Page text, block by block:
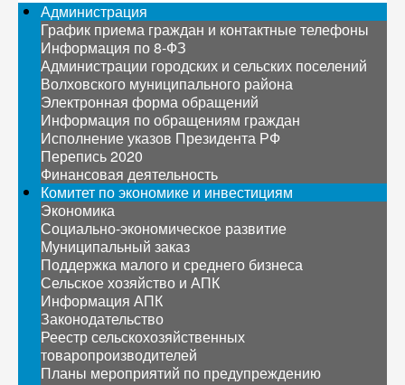
Администрация
График приема граждан и контактные телефоны
Информация по 8-ФЗ
Администрации городских и сельских поселений
Волховского муниципального района
Электронная форма обращений
Информация по обращениям граждан
Исполнение указов Президента РФ
Перепись 2020
Финансовая деятельность
Комитет по экономике и инвестициям
Экономика
Социально-экономическое развитие
Муниципальный заказ
Поддержка малого и среднего бизнеса
Сельское хозяйство и АПК
Информация АПК
Законодательство
Реестр сельскохозяйственных
товаропроизводителей
Планы мероприятий по предупреждению